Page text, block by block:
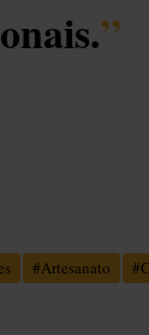
”
#Artesanato #